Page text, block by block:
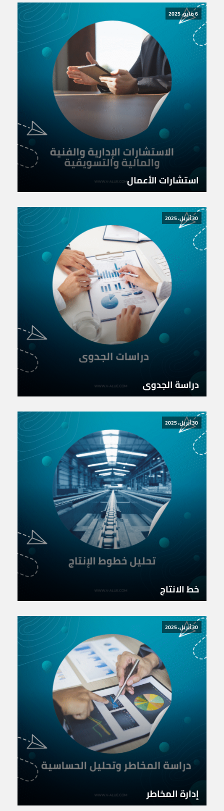
6 مايو، 2025
استشارات الأعمال
30 أبريل، 2025
دراسة الجدوى
30 أبريل، 2025
خط الانتاج
30 أبريل، 2025
إدارة المخاطر